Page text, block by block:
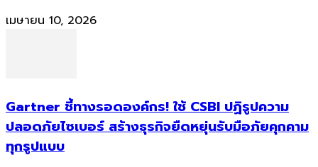
เมษายน 10, 2026
Gartner ชี้ทางรอดองค์กร! ใช้ CSBI ปฏิรูปความ
ปลอดภัยไซเบอร์ สร้างธุรกิจยืดหยุ่นรับมือภัยคุกคาม
ทุกรูปแบบ